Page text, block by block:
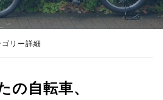
リー詳細
の自転車、